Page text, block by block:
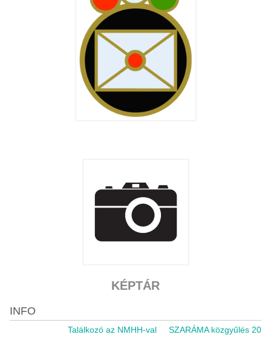
KÉPTÁR
INFO
Találkozó az NMHH-val SZARÁMA közgyűlés